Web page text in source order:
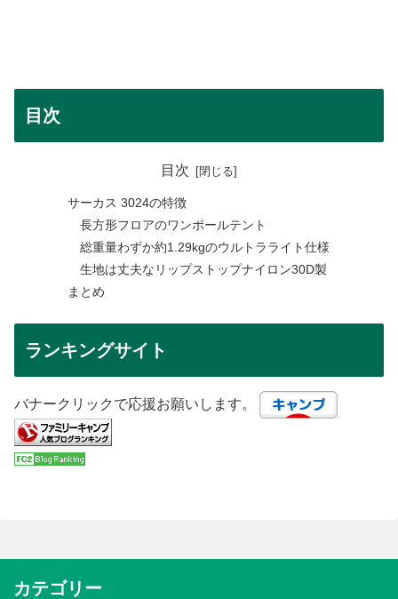
目次
目次
サーカス 3024の特徴
長方形フロアのワンポールテント
総重量わずか約1.29kgのウルトラライト仕様
生地は丈夫なリップストップナイロン30D製
まとめ
ランキングサイト
バナークリックで応援お願いします。
カテゴリー